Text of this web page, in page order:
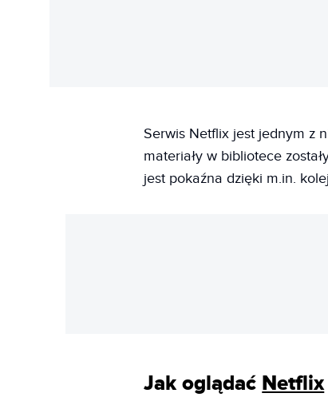
Serwis Netflix jest jednym z
materiały w bibliotece
jest pokaźna dzięki m.in.
Jak oglądać Netflix